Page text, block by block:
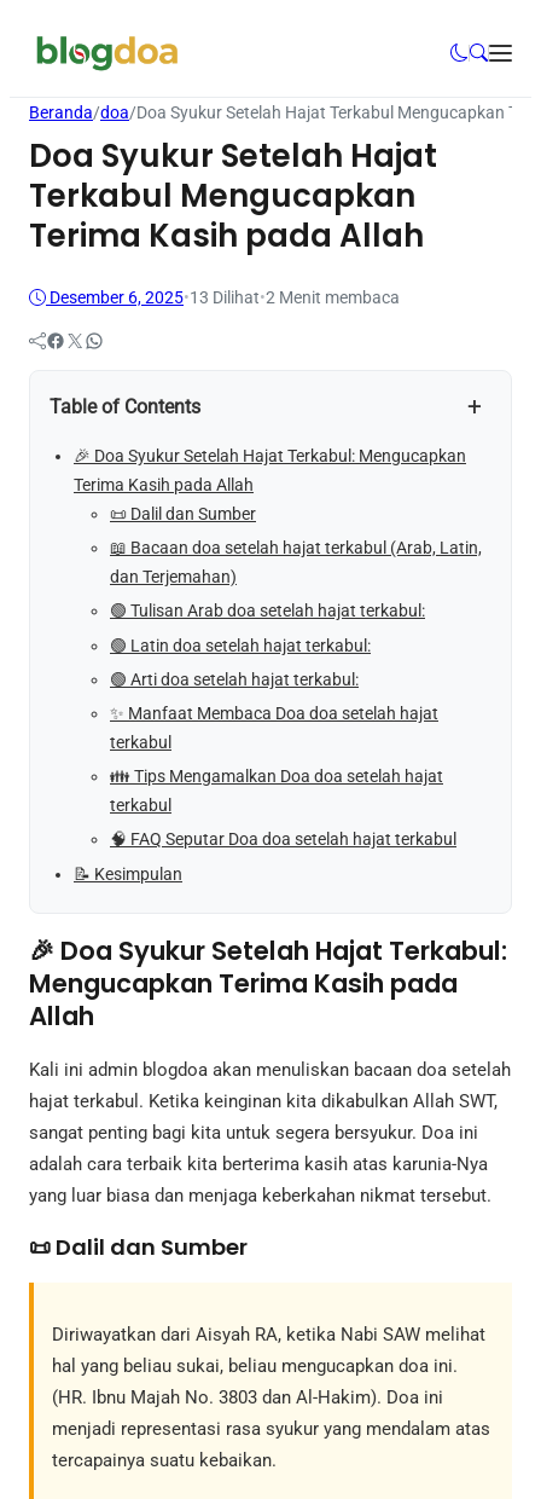
Beranda/doa/Doa Syukur Setelah Hajat Terkabul Mengucapkan
Doa Syukur Setelah Hajat
Terkabul Mengucapkan
Terima Kasih pada Allah
Desember 6, 2025•13 Dilihat•2 Menit membaca
Facebook Twitter WhatsApp
Table of Contents +
🎉 Doa Syukur Setelah Hajat Terkabul: Mengucapkan
Terima Kasih pada Allah
📜 Dalil dan Sumber
📖 Bacaan doa setelah hajat terkabul (Arab, Latin,
dan Terjemahan)
🟢 Tulisan Arab doa setelah hajat terkabul:
🟢 Latin doa setelah hajat terkabul:
🟢 Arti doa setelah hajat terkabul:
✨ Manfaat Membaca Doa doa setelah hajat
terkabul
👪 Tips Mengamalkan Doa doa setelah hajat
terkabul
🧠 FAQ Seputar Doa doa setelah hajat terkabul
📝 Kesimpulan
🎉 Doa Syukur Setelah Hajat Terkabul:
Mengucapkan Terima Kasih pada
Allah
Kali ini admin blogdoa akan menuliskan bacaan doa setelah
hajat terkabul. Ketika keinginan kita dikabulkan Allah SWT,
sangat penting bagi kita untuk segera bersyukur. Doa ini
adalah cara terbaik kita berterima kasih atas karunia-Nya
yang luar biasa dan menjaga keberkahan nikmat tersebut.
📜 Dalil dan Sumber
Diriwayatkan dari Aisyah RA, ketika Nabi SAW melihat
hal yang beliau sukai, beliau mengucapkan doa ini.
(HR. Ibnu Majah No. 3803 dan Al-Hakim). Doa ini
menjadi representasi rasa syukur yang mendalam atas
tercapainya suatu kebaikan.